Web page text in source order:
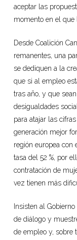
aceptar las
momento en el que
Desde Coalición
remanentes, una
se dediquen a la
que si al empleo
tras año, y que
desigualdades
para atajar las
generación mejor
región europea con
tasa del 52 %, por
contratación de
vez tienen más
Insisten al
de diálogo y
de empleo y, sobre